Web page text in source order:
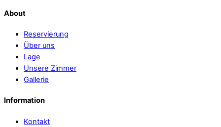
About
Reservierung
Über uns
Lage
Unsere Zimmer
Gallerie
Information
Kontakt